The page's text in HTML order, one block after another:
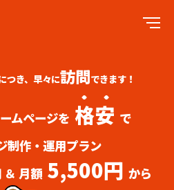
つき、早々に訪問できます！
ムページを 格安 で
制作・運用プラン
＆ 月額 5,500円 から